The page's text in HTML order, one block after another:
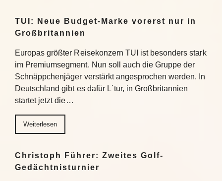
TUI: Neue Budget-Marke vorerst nur in
Großbritannien
Europas größter Reisekonzern TUI ist besonders stark
im Premiumsegment. Nun soll auch die Gruppe der
Schnäppchenjäger verstärkt angesprochen werden. In
Deutschland gibt es dafür L´tur, in Großbritannien
startet jetzt die…
Weiterlesen
Christoph Führer: Zweites Golf-
Gedächtnisturnier